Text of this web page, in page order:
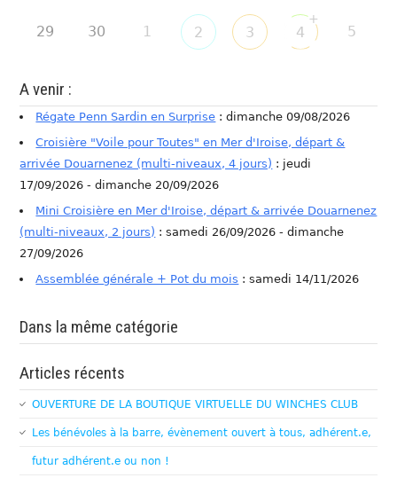
29 30 1 2 3 4
+
5
A venir :
Régate Penn Sardin en Surprise : dimanche 09/08/2026
Croisière "Voile pour Toutes" en Mer d'Iroise, départ &
arrivée Douarnenez (multi-niveaux, 4 jours) : jeudi
17/09/2026 - dimanche 20/09/2026
Mini Croisière en Mer d'Iroise, départ & arrivée Douarnenez
(multi-niveaux, 2 jours) : samedi 26/09/2026 - dimanche
27/09/2026
Assemblée générale + Pot du mois : samedi 14/11/2026
Dans la même catégorie
Articles récents
OUVERTURE DE LA BOUTIQUE VIRTUELLE DU WINCHES CLUB
Les bénévoles à la barre, évènement ouvert à tous, adhérent.e,
futur adhérent.e ou non !